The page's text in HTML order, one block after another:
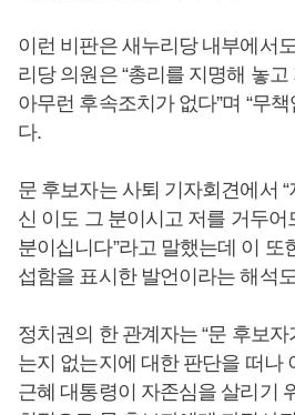
이런 비판은 새누리당 내부에서
리당 의원은 “총리를 지명해 놓
아무런 후속조치가 없다”며 “무
다.
문 후보자는 사퇴 기자회견에서
신 이도 그 분이시고 저를 거두어
분이십니다”라고 말했는데 이 또
섭함을 표시한 발언이라는 해석
정치권의 한 관계자는 “문 후보
는지 없는지에 대한 판단을 떠나
근혜 대통령이 자존심을 살리기